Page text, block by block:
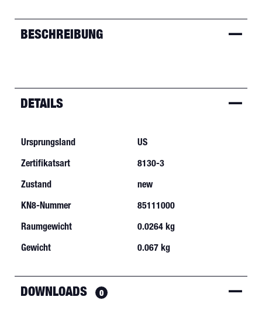
BESCHREIBUNG
DETAILS
Ursprungsland
US
Zertifikatsart
8130-3
Zustand
new
KN8-Nummer
85111000
Raumgewicht
0.0264 kg
Gewicht
0.067 kg
DOWNLOADS 0